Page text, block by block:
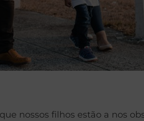
nossos filhos estão a nos